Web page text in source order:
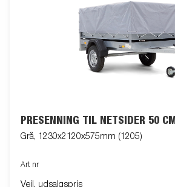
PRESENNING TIL NETSIDER 50 CM
Grå, 1230x2120x575mm (1205)
Art nr
Vejl. udsalgspris